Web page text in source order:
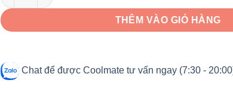
THÊM VÀO GIỎ HÀNG
Chat để được Coolmate tư vấn ngay (7:30 -